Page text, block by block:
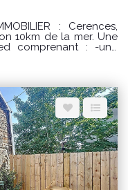
: Cerences,
de la mer. Une
comprenant : -une
d'énergie pour un
€ / an. Prix moyens
2021, 2022 et 2023
sur le site
:
07.86.27.44.34